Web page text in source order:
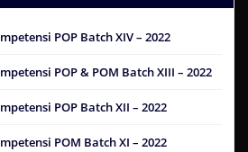
POP Batch XIV – 2022
POP & POM Batch XIII – 2022
POP Batch XII – 2022
POM Batch XI – 2022